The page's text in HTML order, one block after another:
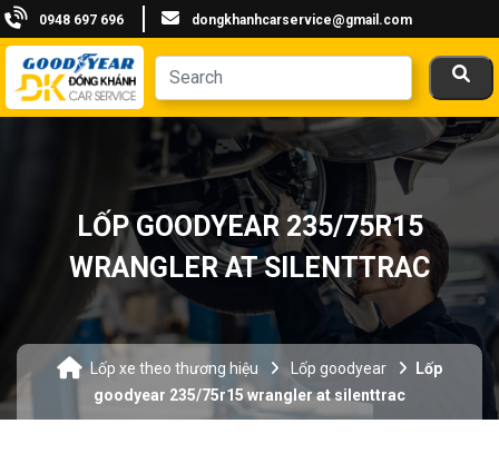
0948 697 696 dongkhanhcarservice@gmail.com
LỐP GOODYEAR 235/75R15
WRANGLER AT SILENTTRAC
Lốp xe theo thương hiệu Lốp goodyear
Lốp
goodyear 235/75r15 wrangler at silenttrac